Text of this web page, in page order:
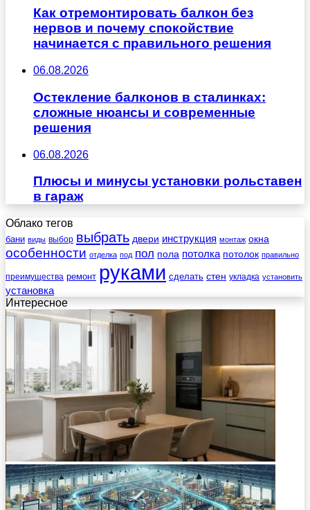
Как отремонтировать балкон без
нервов и почему спокойствие
начинается с правильного решения
06.08.2026
Остекление балконов в сталинках:
сложные нюансы и современные
решения
06.08.2026
Плюсы и минусы установки рольставен
в гараж
Облако тегов
бани виды выбор выбрать двери инструкция монтаж окна
особенности отделка под пол пола потолка потолок правильно
преимущества ремонт руками сделать стен укладка установить
установка
Интересное